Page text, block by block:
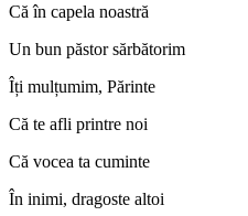
Că în capela noastră
Un bun păstor sărbătorim
Îți mulțumim, Părinte
Că te afli printre noi
Că vocea ta cuminte
În inimi, dragoste altoi